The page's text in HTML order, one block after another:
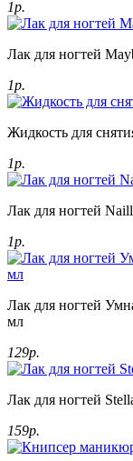
1р.
Лак для ногтей
1р.
Жидкость для
1р.
Лак для ногтей
1р.
Лак для ногтей
мл
129р.
Лак для ногтей
159р.